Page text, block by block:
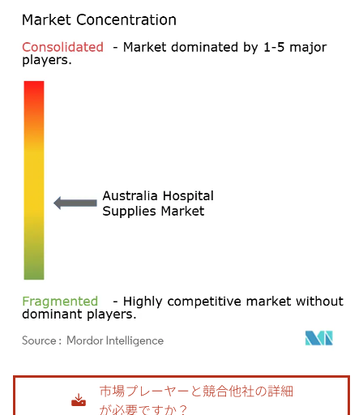
画像 © Mordor Intelligence。再利用にはCC BY 4.0の表示が必要です。